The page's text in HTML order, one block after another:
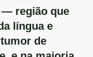
— região que
língua e
de